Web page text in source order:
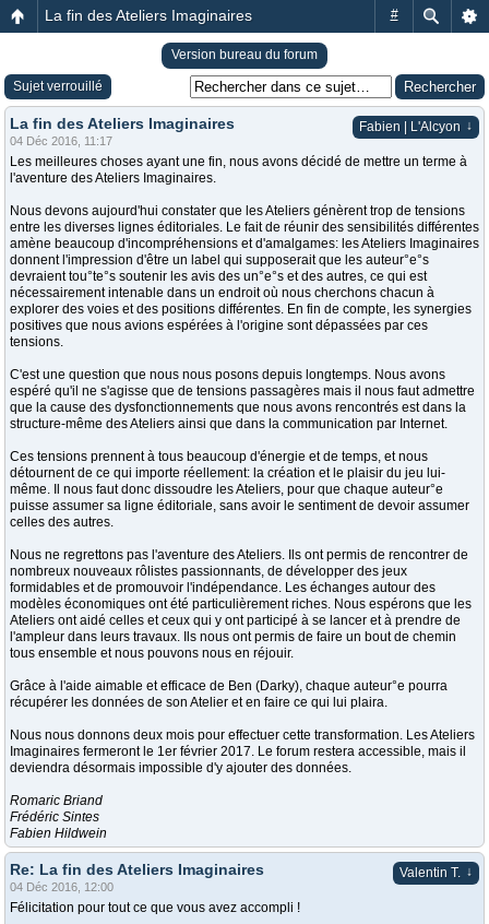
#
La fin des Ateliers Imaginaires
Version bureau du forum
Sujet verrouillé
Fabien | L'Alcyon ↓
La fin des Ateliers Imaginaires
04 Déc 2016, 11:17
Les meilleures choses ayant une fin, nous avons décidé de mettre un terme à
l'aventure des Ateliers Imaginaires.
Nous devons aujourd'hui constater que les Ateliers génèrent trop de tensions
entre les diverses lignes éditoriales. Le fait de réunir des sensibilités différentes
amène beaucoup d'incompréhensions et d'amalgames: les Ateliers Imaginaires
donnent l'impression d'être un label qui supposerait que les auteur°e°s
devraient tou°te°s soutenir les avis des un°e°s et des autres, ce qui est
nécessairement intenable dans un endroit où nous cherchons chacun à
explorer des voies et des positions différentes. En fin de compte, les synergies
positives que nous avions espérées à l'origine sont dépassées par ces
tensions.
C'est une question que nous nous posons depuis longtemps. Nous avons
espéré qu'il ne s'agisse que de tensions passagères mais il nous faut admettre
que la cause des dysfonctionnements que nous avons rencontrés est dans la
structure-même des Ateliers ainsi que dans la communication par Internet.
Ces tensions prennent à tous beaucoup d'énergie et de temps, et nous
détournent de ce qui importe réellement: la création et le plaisir du jeu lui-
même. Il nous faut donc dissoudre les Ateliers, pour que chaque auteur°e
puisse assumer sa ligne éditoriale, sans avoir le sentiment de devoir assumer
celles des autres.
Nous ne regrettons pas l'aventure des Ateliers. Ils ont permis de rencontrer de
nombreux nouveaux rôlistes passionnants, de développer des jeux
formidables et de promouvoir l'indépendance. Les échanges autour des
modèles économiques ont été particulièrement riches. Nous espérons que les
Ateliers ont aidé celles et ceux qui y ont participé à se lancer et à prendre de
l'ampleur dans leurs travaux. Ils nous ont permis de faire un bout de chemin
tous ensemble et nous pouvons nous en réjouir.
Grâce à l'aide aimable et efficace de Ben (Darky), chaque auteur°e pourra
récupérer les données de son Atelier et en faire ce qui lui plaira.
Nous nous donnons deux mois pour effectuer cette transformation. Les Ateliers
Imaginaires fermeront le 1er février 2017. Le forum restera accessible, mais il
deviendra désormais impossible d'y ajouter des données.
Romaric Briand
Frédéric Sintes
Fabien Hildwein
Valentin T. ↓
Re: La fin des Ateliers Imaginaires
04 Déc 2016, 12:00
Félicitation pour tout ce que vous avez accompli !